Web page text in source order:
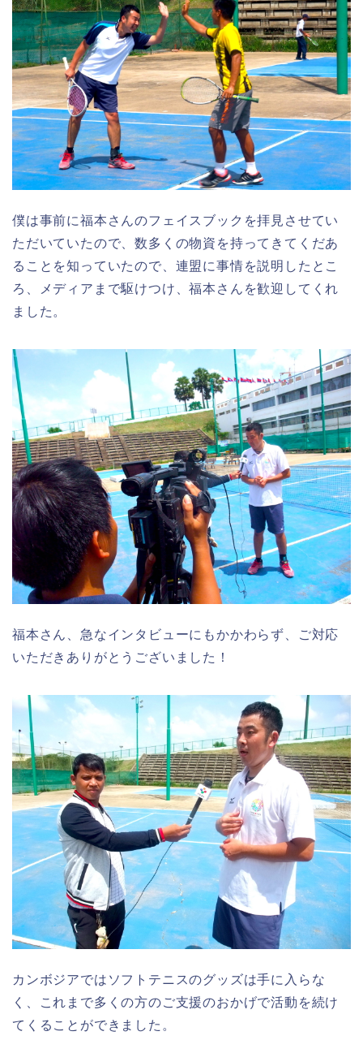
僕は事前に福本さんのフェイスブックを拝見させてい
ただいていたので、数多くの物資を持ってきてくだあ
ることを知っていたので、連盟に事情を説明したとこ
ろ、メディアまで駆けつけ、福本さんを歓迎してくれ
ました。
福本さん、急なインタビューにもかかわらず、ご対応
いただきありがとうございました！
カンボジアではソフトテニスのグッズは手に入らな
く、これまで多くの方のご支援のおかげで活動を続け
てくることができました。